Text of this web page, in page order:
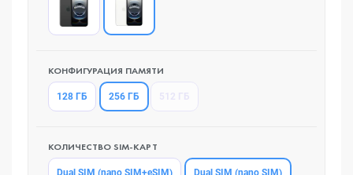
КОНФИГУРАЦИЯ ПАМЯТИ
128 ГБ 256 ГБ
КОЛИЧЕСТВО SIM-КАРТ
Dual SIM (nano SIM+eSIM) Dual SIM (nano SIM)